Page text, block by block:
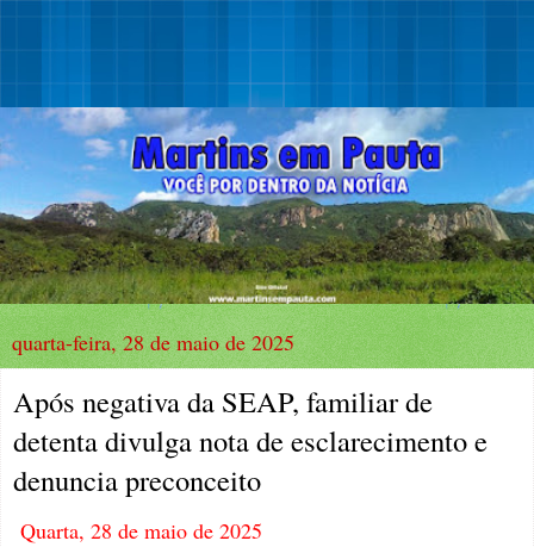
quarta-feira, 28 de maio de 2025
Após negativa da SEAP, familiar de
detenta divulga nota de esclarecimento e
denuncia preconceito
Quarta, 28 de maio de 2025